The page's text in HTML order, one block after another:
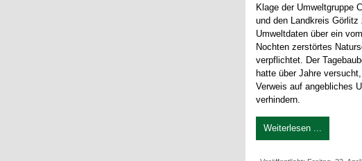
Klage der Umweltgruppe
und den Landkreis Görlitz
Umweltdaten über ein
Nochten zerstörtes
verpflichtet. Der
hatte über Jahre
Verweis auf angebliches
verhindern.
Weiterlesen ...